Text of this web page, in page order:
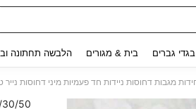
בגדי גברים בית & מגורים הלבשה תחתונה